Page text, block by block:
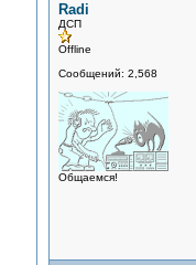
Radi
ДСП
Offline
Сообщений: 2,568
Общаемся!